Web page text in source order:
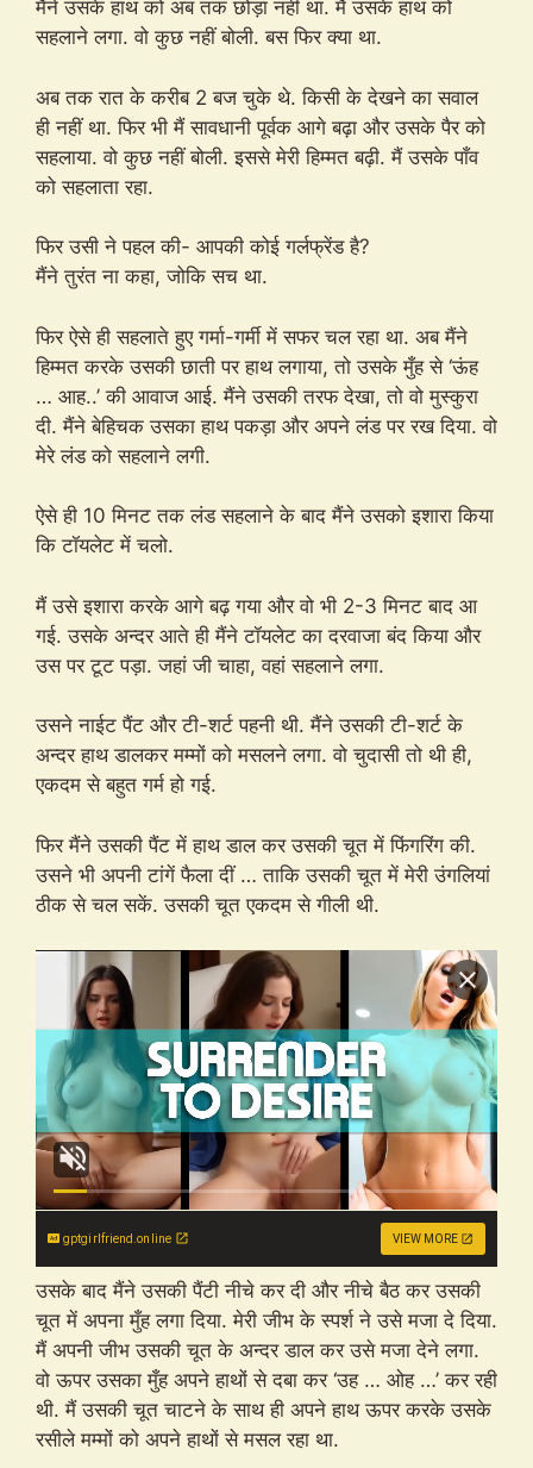
मैंने उसके हाथ को अब तक छोड़ा नहीं था. मैं उसके हाथ को
सहलाने लगा. वो कुछ नहीं बोली. बस फिर क्या था.
अब तक रात के करीब 2 बज चुके थे. किसी के देखने का सवाल
ही नहीं था. फिर भी मैं सावधानी पूर्वक आगे बढ़ा और उसके पैर को
सहलाया. वो कुछ नहीं बोली. इससे मेरी हिम्मत बढ़ी. मैं उसके पाँव
को सहलाता रहा.
फिर उसी ने पहल की- आपकी कोई गर्लफ्रेंड है?
मैंने तुरंत ना कहा, जोकि सच था.
फिर ऐसे ही सहलाते हुए गर्मा-गर्मी में सफर चल रहा था. अब मैंने
हिम्मत करके उसकी छाती पर हाथ लगाया, तो उसके मुँह से ‘ऊंह
… आह..’ की आवाज आई. मैंने उसकी तरफ देखा, तो वो मुस्कुरा
दी. मैंने बेहिचक उसका हाथ पकड़ा और अपने लंड पर रख दिया. वो
मेरे लंड को सहलाने लगी.
ऐसे ही 10 मिनट तक लंड सहलाने के बाद मैंने उसको इशारा किया
कि टॉयलेट में चलो.
मैं उसे इशारा करके आगे बढ़ गया और वो भी 2-3 मिनट बाद आ
गई. उसके अन्दर आते ही मैंने टॉयलेट का दरवाजा बंद किया और
उस पर टूट पड़ा. जहां जी चाहा, वहां सहलाने लगा.
उसने नाईट पैंट और टी-शर्ट पहनी थी. मैंने उसकी टी-शर्ट के
अन्दर हाथ डालकर मम्मों को मसलने लगा. वो चुदासी तो थी ही,
एकदम से बहुत गर्म हो गई.
फिर मैंने उसकी पैंट में हाथ डाल कर उसकी चूत में फिंगरिंग की.
उसने भी अपनी टांगें फैला दीं … ताकि उसकी चूत में मेरी उंगलियां
ठीक से चल सकें. उसकी चूत एकदम से गीली थी.
gptgirlfriend.online VIEW MORE
उसके बाद मैंने उसकी पैंटी नीचे कर दी और नीचे बैठ कर उसकी
चूत में अपना मुँह लगा दिया. मेरी जीभ के स्पर्श ने उसे मजा दे दिया.
मैं अपनी जीभ उसकी चूत के अन्दर डाल कर उसे मजा देने लगा.
वो ऊपर उसका मुँह अपने हाथों से दबा कर ‘उह … ओह …’ कर रही
थी. मैं उसकी चूत चाटने के साथ ही अपने हाथ ऊपर करके उसके
रसीले मम्मों को अपने हाथों से मसल रहा था.